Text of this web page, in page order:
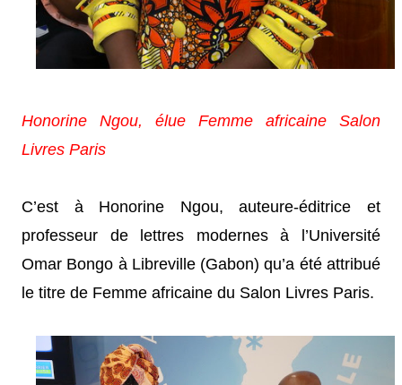
Honorine Ngou, élue Femme africaine Salon
Livres Paris
C’est à Honorine Ngou, auteure-éditrice et
professeur de lettres modernes à l’Université
Omar Bongo à Libreville (Gabon) qu’a été attribué
le titre de Femme africaine du Salon Livres Paris.